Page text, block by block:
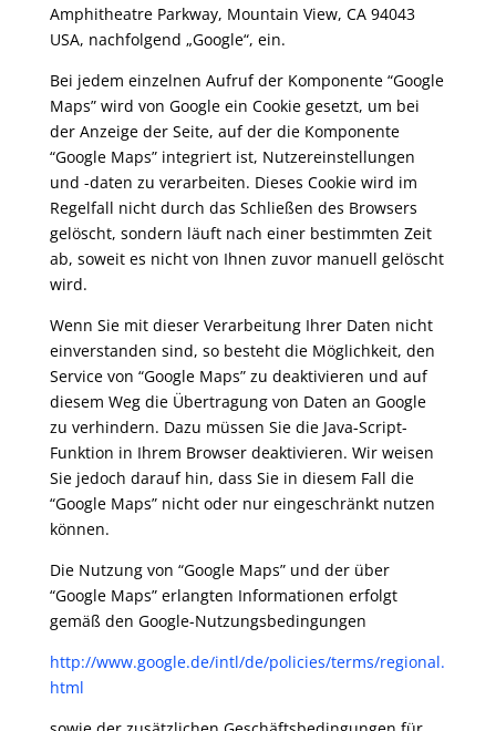
Amphitheatre Parkway, Mountain View, CA 94043
USA, nachfolgend „Google“, ein.
Bei jedem einzelnen Aufruf der Komponente “Google
Maps” wird von Google ein Cookie gesetzt, um bei
der Anzeige der Seite, auf der die Komponente
“Google Maps” integriert ist, Nutzereinstellungen
und -daten zu verarbeiten. Dieses Cookie wird im
Regelfall nicht durch das Schließen des Browsers
gelöscht, sondern läuft nach einer bestimmten Zeit
ab, soweit es nicht von Ihnen zuvor manuell gelöscht
wird.
Wenn Sie mit dieser Verarbeitung Ihrer Daten nicht
einverstanden sind, so besteht die Möglichkeit, den
Service von “Google Maps” zu deaktivieren und auf
diesem Weg die Übertragung von Daten an Google
zu verhindern. Dazu müssen Sie die Java-Script-
Funktion in Ihrem Browser deaktivieren. Wir weisen
Sie jedoch darauf hin, dass Sie in diesem Fall die
“Google Maps” nicht oder nur eingeschränkt nutzen
können.
Die Nutzung von “Google Maps” und der über
“Google Maps” erlangten Informationen erfolgt
gemäß den Google-Nutzungsbedingungen
http://www.google.de/intl/de/policies/terms/regional.
html